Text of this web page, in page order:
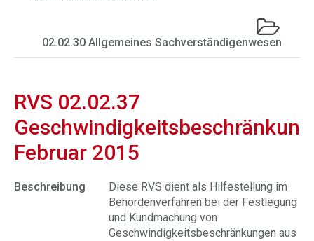
02.02.30 Allgemeines Sachverständigenwesen
RVS 02.02.37
Februar 2015
Beschreibung
Diese RVS dient als Hilfestellung im
Behördenverfahren bei der Festlegung
und Kundmachung von
Geschwindigkeitsbeschränkungen aus